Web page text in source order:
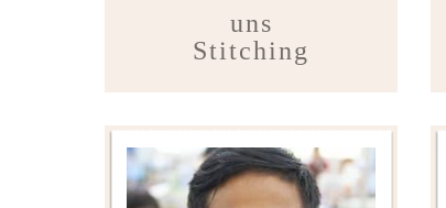
uns
Stitching